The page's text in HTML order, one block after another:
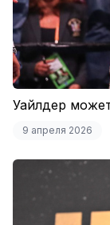
Уайлдер
9 апреля 2026